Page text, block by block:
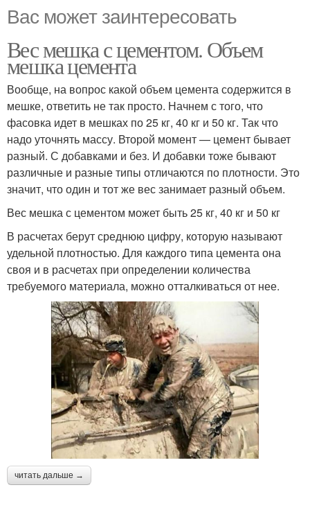
Вас может заинтересовать
Вес мешка с цементом. Объем
мешка цемента
Вообще, на вопрос какой объем цемента содержится в
мешке, ответить не так просто. Начнем с того, что
фасовка идет в мешках по 25 кг, 40 кг и 50 кг. Так что
надо уточнять массу. Второй момент — цемент бывает
разный. С добавками и без. И добавки тоже бывают
различные и разные типы отличаются по плотности. Это
значит, что один и тот же вес занимает разный объем.
Вес мешка с цементом может быть 25 кг, 40 кг и 50 кг
В расчетах берут среднюю цифру, которую называют
удельной плотностью. Для каждого типа цемента она
своя и в расчетах при определении количества
требуемого материала, можно отталкиваться от нее.
читать дальше →